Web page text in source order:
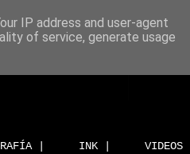
| INK | VIDEOS |
IP address and user-agent
of service, generate usage